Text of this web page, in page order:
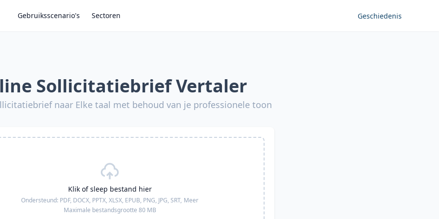
Gebruiksscenario's Sectoren Geschiedenis
Sollicitatiebrief Vertaler
naar Elke taal met behoud van je professionele toon
Klik of sleep bestand hier
Ondersteund: PDF, DOCX, PPTX, XLSX, EPUB, PNG, JPG, SRT, Meer
Maximale bestandsgrootte 80 MB